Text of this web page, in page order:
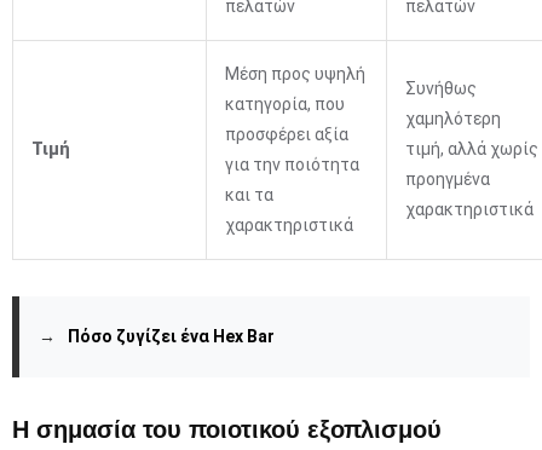
πελατών
πελατών
Τιμή
Μέση προς υψηλή
κατηγορία, που
προσφέρει αξία
για την ποιότητα
και τα
χαρακτηριστικά
Συνήθως
χαμηλότερη
τιμή, αλλά χωρίς
προηγμένα
χαρακτηριστικά
→ Πόσο ζυγίζει ένα Hex Bar
Η σημασία του ποιοτικού εξοπλισμού